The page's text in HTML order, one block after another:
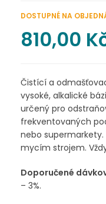
DOSTUPNÉ NA
810,00
Čistící a
vysoké, alkalické
určený pro
frekventovaných
nebo
mycím strojem.
Doporučené
– 3%.